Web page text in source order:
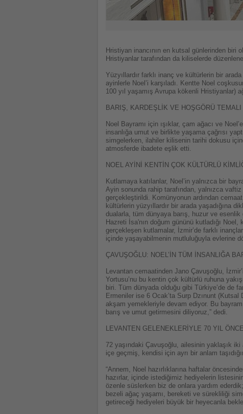
Hristiyan inancının en kutsal günlerinden biri
Hristiyanlar tarafından da kiliselerde
Yüzyıllardır farklı inanç ve kültürlerin bir
ayinlerle Noel’i karşıladı. Kentte Noel
100 yıl yaşamış Avrupa kökenli Hristiyanlar)
BARIŞ, KARDEŞLİK VE HOŞGÖRÜ TEMALI
Noel Bayramı için ışıklar, çam ağacı ve
insanlığa umut ve birlikte yaşama çağrısı
simgelerken, ilahiler kilisenin tarihi dokusu
atmosferde ibadete eşlik etti.
NOEL AYİNİ KENTİN ÇOK KÜLTÜRLÜ
Kutlamaya katılanlar, Noel’in yalnızca bir
Ayin sonunda rahip tarafından, yalnızca
gerçekleştirildi. Komünyonun ardından
kültürlerin yüzyıllardır bir arada yaşadığına
dualarla, tüm dünyaya barış, huzur ve esenlik
Hazreti İsa'nın doğum gününü kutladığı
gerçekleşen kutlamalar, İzmir’de farklı
içinde yaşayabilmenin mutluluğuyla evlerine
ÇAVUŞOĞLU: NOEL’İN TÜM İNSANLIĞA
Levantan cemaatinden Jano Çavuşoğlu,
Yortusu’nu bu kentin çok kültürlü ruhuna
biri. Tüm dünyada olduğu gibi Türkiye’de de
Ermeniler ise 6 Ocak’ta Surp Dzınunt
akşam yemekleriyle devam ediyor. Bu
barış ve umut getirmesini diliyoruz,” dedi.
LEVANTEN GELENEKLERİYLE 70 YIL
72 yaşındaki Çavuşoğlu, ailesinin yaklaşık iki
içe geçmiş, kendisi için ayrı bir anlam
“Annem, Noel hazırlıklarına haftalar
hazırlar, içinde istediğimiz hediyelerin
özenle süslerken biz de onlara yardım
bezeli ağaç yaşamı, bereketi ve sürekliliği
getireceği hediyeleri büyük bir heyecanla